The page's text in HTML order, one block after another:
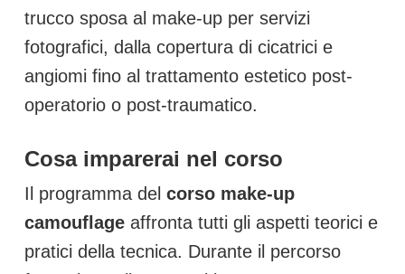
trucco sposa al make-up per servizi
fotografici, dalla copertura di cicatrici e
angiomi fino al trattamento estetico post-
operatorio o post-traumatico.
Cosa imparerai nel corso
Il programma del corso make-up
camouflageaffronta tutti gli aspetti teorici e
pratici della tecnica. Durante il percorso